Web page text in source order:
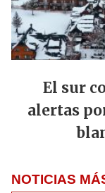
El sur
alertas
NOTICIAS